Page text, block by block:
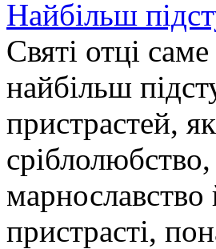
Найбільш
Святі отці
найбільш
пристрастей,
марнославство
пристрасті,